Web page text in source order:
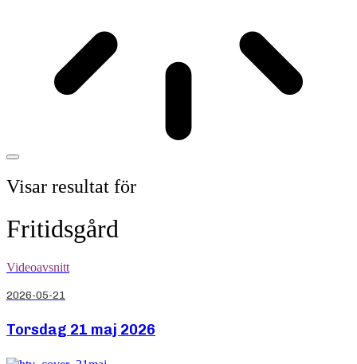
Visar resultat för
Fritidsgård
Videoavsnitt
2026-05-21
Torsdag 21 maj 2026